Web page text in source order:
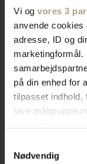
Vi og vores 3
anvende cookies
adresse, ID og
på din enhed for
tilpasset indhold,
lave
tilbage eller
Nødvendig
Vi er
Vores brede
funktionalitet.
kombinerer